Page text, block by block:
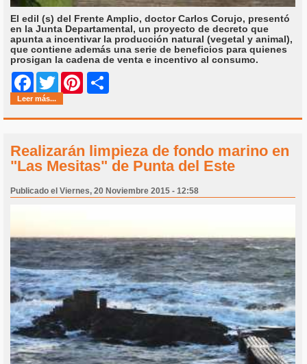
El edil (s) del Frente Amplio, doctor Carlos Corujo, presentó
en la Junta Departamental, un proyecto de decreto que
apunta a incentivar la producción natural (vegetal y animal),
que contiene además una serie de beneficios para quienes
prosigan la cadena de venta e incentivo al consumo.
Facebook
Twitter Pinterest
Leer más...
Realizarán limpieza de fondo marino en
"Las Mesitas" de Punta del Este
Publicado el Viernes, 20 Noviembre 2015 - 12:58